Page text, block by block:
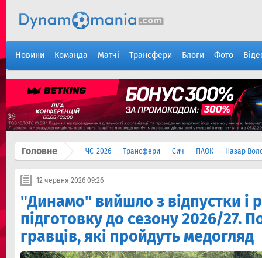
Новини Команда Матчі Трансфери Блоги Фото
Головне ЧС-2026 Трансфери Сич ПАОК Назар
12 червня 2026 09:26
"Динамо" вийшло з відпустки і
підготовку до сезону 2026/27.
гравців, які пройдуть медогляд